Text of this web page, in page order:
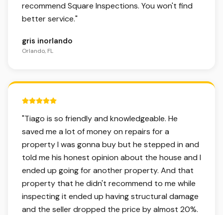
recommend Square Inspections. You won't find
better service."
gris inorlando
Orlando, FL
5 out of 5 stars.
"Tiago is so friendly and knowledgeable. He
saved me a lot of money on repairs for a
property I was gonna buy but he stepped in and
told me his honest opinion about the house and I
ended up going for another property. And that
property that he didn't recommend to me while
inspecting it ended up having structural damage
and the seller dropped the price by almost 20%.